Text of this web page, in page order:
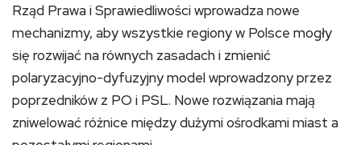
Rząd Prawa i Sprawiedliwości wprowadza nowe
mechanizmy, aby wszystkie regiony w Polsce mogły
się rozwijać na równych zasadach i zmienić
polaryzacyjno-dyfuzyjny model wprowadzony przez
poprzedników z PO i PSL. Nowe rozwiązania mają
zniwelować różnice między dużymi ośrodkami miast a